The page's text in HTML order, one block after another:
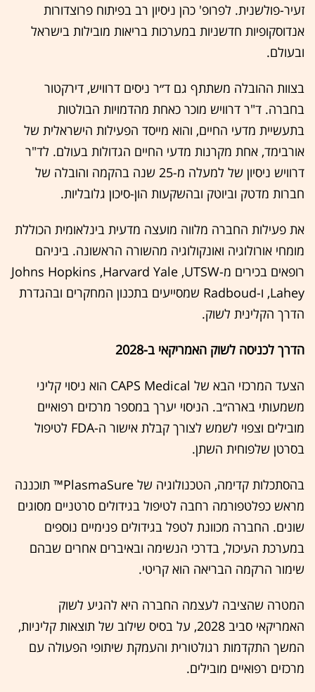
זעיר-פולשנית. לפרופ' כהן ניסיון רב בפיתוח פרוצדורות
אנדוסקופיות חדשניות במערכות בריאות מובילות בישראל
ובעולם.
בצוות ההובלה משתתף גם ד״ר ניסים דרוויש, דירקטור
בחברה. ד"ר דרוויש מוכר כאחת מהדמויות הבולטות
בתעשיית מדעי החיים, והוא מייסד הפעילות הישראלית של
אורבימד, אחת מקרנות מדעי החיים הגדולות בעולם. לד"ר
דרוויש ניסיון של למעלה מ-25 שנה בהקמה והובלה של
חברות מדטק וביוטק ובהשקעות הון-סיכון גלובליות.
את פעילות החברה מלווה מועצה מדעית בינלאומית הכוללת
מומחי אורולוגיה ואונקולוגיה מהשורה הראשונה. ביניהם
רופאים בכירים מ-Johns Hopkins ,Harvard Yale ,UTSW
,Lahey ו-Radboud שמסייעים בתכנון המחקרים ובהגדרת
הדרך הקלינית לשוק.
הדרך לכניסה לשוק האמריקאי ב-2028
הצעד המרכזי הבא של CAPS Medical הוא ניסוי קליני
משמעותי בארה״ב. הניסוי יערך במספר מרכזים רפואיים
מובילים וצפוי לשמש לצורך קבלת אישור ה-FDA לטיפול
בסרטן שלפוחית השתן.
בהסתכלות קדימה, הטכנולוגיה של PlasmaSure™ תוכננה
מראש כפלטפורמה רחבה לטיפול בגידולים סרטניים מסוגים
שונים. החברה מכוונת לטפל בגידולים פנימיים נוספים
במערכת העיכול, בדרכי הנשימה ובאיברים אחרים שבהם
שימור הרקמה הבריאה הוא קריטי.
המטרה שהציבה לעצמה החברה היא להגיע לשוק
האמריקאי סביב 2028, על בסיס שילוב של תוצאות קליניות,
המשך התקדמות רגולטורית והעמקת שיתופי הפעולה עם
מרכזים רפואיים מובילים.